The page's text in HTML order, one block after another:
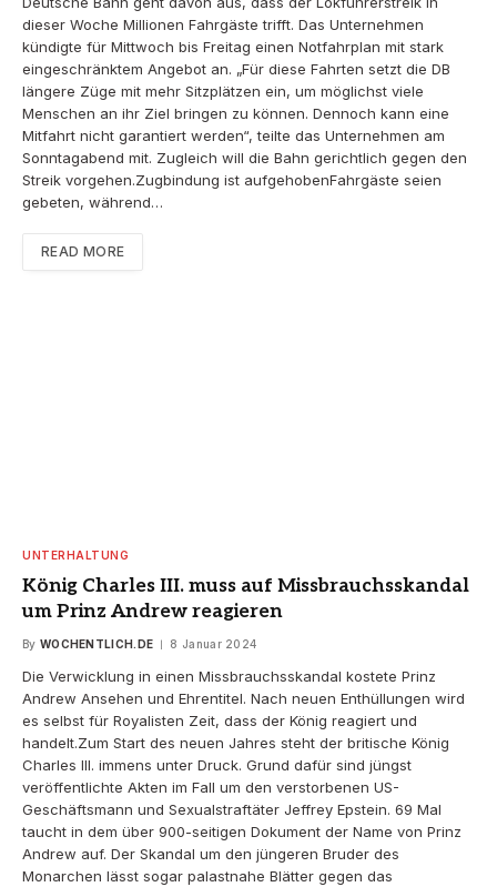
dieser Woche Millionen Fahrgäste trifft. Das Unternehmen
kündigte für Mittwoch bis Freitag einen Notfahrplan mit stark
eingeschränktem Angebot an. „Für diese Fahrten setzt die DB
längere Züge mit mehr Sitzplätzen ein, um möglichst viele
Menschen an ihr Ziel bringen zu können. Dennoch kann eine
Mitfahrt nicht garantiert werden“, teilte das Unternehmen am
Sonntagabend mit. Zugleich will die Bahn gerichtlich gegen den
Streik vorgehen.Zugbindung ist aufgehobenFahrgäste seien
gebeten, während…
READ MORE
UNTERHALTUNG
König Charles III. muss auf Missbrauchsskandal
um Prinz Andrew reagieren
By WOCHENTLICH.DE 8 Januar 2024
Die Verwicklung in einen Missbrauchsskandal kostete Prinz
Andrew Ansehen und Ehrentitel. Nach neuen Enthüllungen wird
es selbst für Royalisten Zeit, dass der König reagiert und
handelt.Zum Start des neuen Jahres steht der britische König
Charles III. immens unter Druck. Grund dafür sind jüngst
veröffentlichte Akten im Fall um den verstorbenen US-
Geschäftsmann und Sexualstraftäter Jeffrey Epstein. 69 Mal
taucht in dem über 900-seitigen Dokument der Name von Prinz
Andrew auf. Der Skandal um den jüngeren Bruder des
Monarchen lässt sogar palastnahe Blätter gegen das